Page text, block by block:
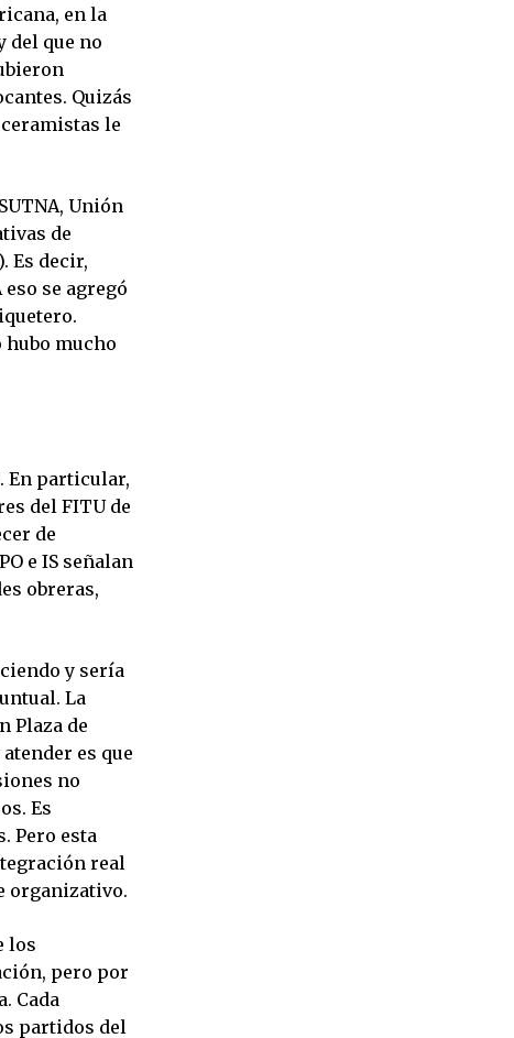
en la
del que no
Quizás
le
Unión
de
Es decir,
se agregó
mucho
En particular,
del FITU de
de
e IS señalan
obreras,
y sería
La
Plaza de
es que
no
Es
Pero esta
real
organizativo.
los
pero por
Cada
partidos del